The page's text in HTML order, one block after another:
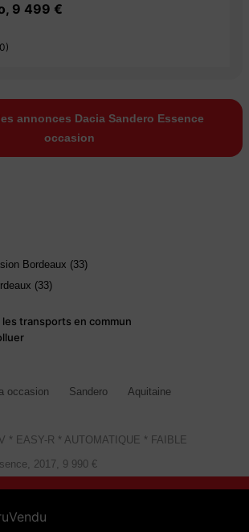
9 499 €
annonces Dacia Sandero Essence
occasion
Bordeaux (33)
(33)
transports en commun
occasion Sandero
Aquitaine
* EASY-R * AUTOMATIQUE * FAIBLE
2017, 9 990 €